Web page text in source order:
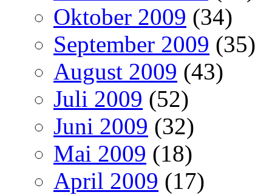
Oktober 2009 (34)
September 2009 (35)
August 2009 (43)
Juli 2009 (52)
Juni 2009 (32)
Mai 2009 (18)
April 2009 (17)